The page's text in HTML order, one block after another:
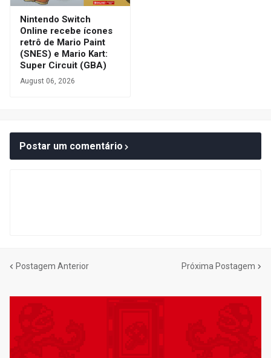
Nintendo Switch
Online recebe ícones
retrô de Mario Paint
(SNES) e Mario Kart:
Super Circuit (GBA)
August 06, 2026
Postar um comentário
Postagem Anterior Próxima Postagem